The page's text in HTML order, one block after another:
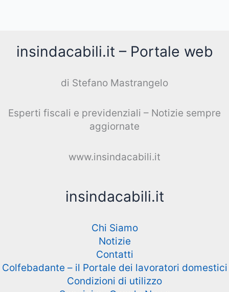
insindacabili.it – Portale web
di Stefano Mastrangelo
Esperti fiscali e previdenziali – Notizie sempre
aggiornate
www.insindacabili.it
insindacabili.it
Chi Siamo
Notizie
Contatti
Colfebadante – il Portale dei lavoratori domestici
Condizioni di utilizzo